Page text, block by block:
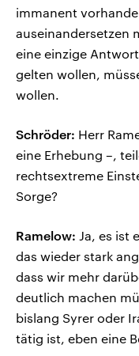
immanent
auseinandersetzen
eine einzige
gelten wollen,
wollen.
Schröder: Herr
eine Erhebung –,
rechtsextreme
Sorge?
Ramelow: Ja, es ist
das wieder stark
dass wir mehr
deutlich machen
bislang Syrer oder
tätig ist, eben eine